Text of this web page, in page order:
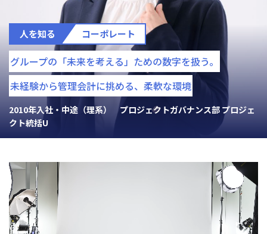
人を知る コーポレート
グループの「未来を考える」ための数字を扱う。
未経験から管理会計に挑める、柔軟な環境
2010年入社・中途（理系） プロジェクトガバナンス部 プロジェ
クト統括U